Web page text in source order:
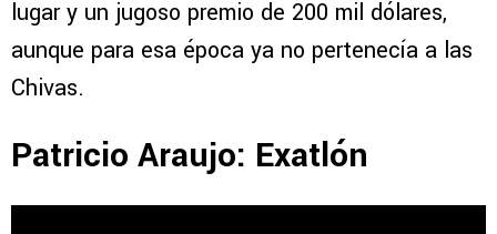
lugar y un jugoso premio de 200 mil dólares,
aunque para esa época ya no pertenecía a las
Chivas.
Patricio Araujo: Exatlón